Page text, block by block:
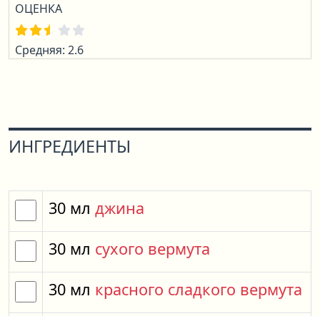
ОЦЕНКА
Средняя: 2.6
ИНГРЕДИЕНТЫ
30 мл джина
30 мл сухого вермута
30 мл красного сладкого вермута